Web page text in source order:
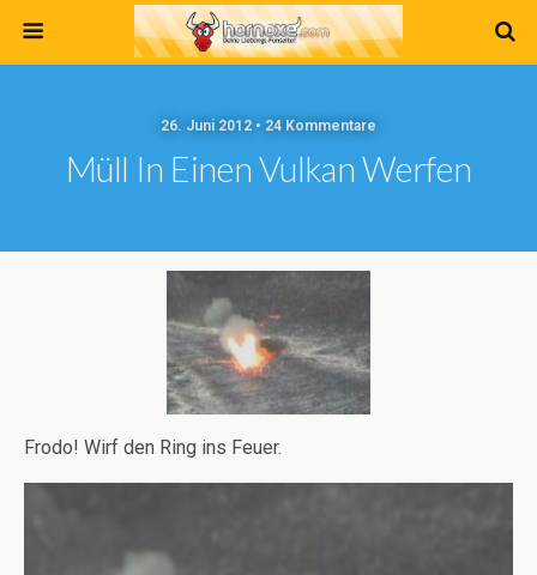
26. Juni 2012 • 24 Kommentare
Müll In Einen Vulkan Werfen
Frodo! Wirf den Ring ins Feuer.